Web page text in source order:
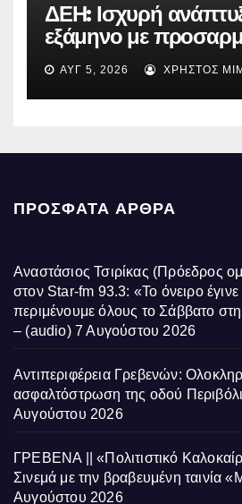
ΔΕΗ: Ισχυρή
εξάμηνο με
EBITDA στα €1,2
ΑΥΓ 5, 2026 ΧΡΉΣΤΟΣ
ΠΡΌΣΦΑΤΑ ΆΡΘΡΑ
Αναστάσιος Τσιρίκας (Πρόεδρος
στον Star-fm 93.3: «Το όνειρο
περιμένουμε όλους το Σάββατο
– (audio) 7 Αυγούστου 2026
Αντιπεριφέρεια Γρεβενών:
ασφαλτόστρωση της οδού
Αυγούστου 2026
ΓΡΕΒΕΝΑ || «Πολιτιστικό
Σινεμά με την βραβευμένη ταινία
Αυγούστου 2026